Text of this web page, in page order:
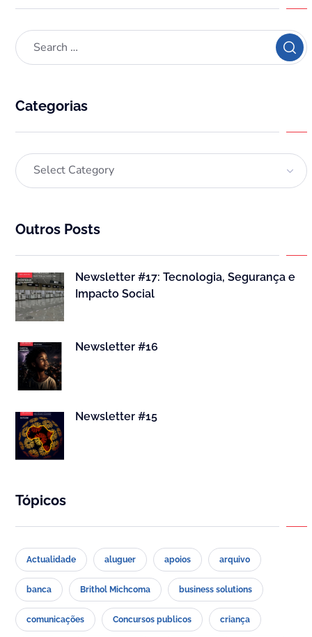
Categorias
Outros Posts
Newsletter #17: Tecnologia, Segurança e
Impacto Social
Newsletter #16
Newsletter #15
Tópicos
Actualidade aluguer apoios arquivo
banca Brithol Michcoma business solutions
comunicações Concursos publicos criança